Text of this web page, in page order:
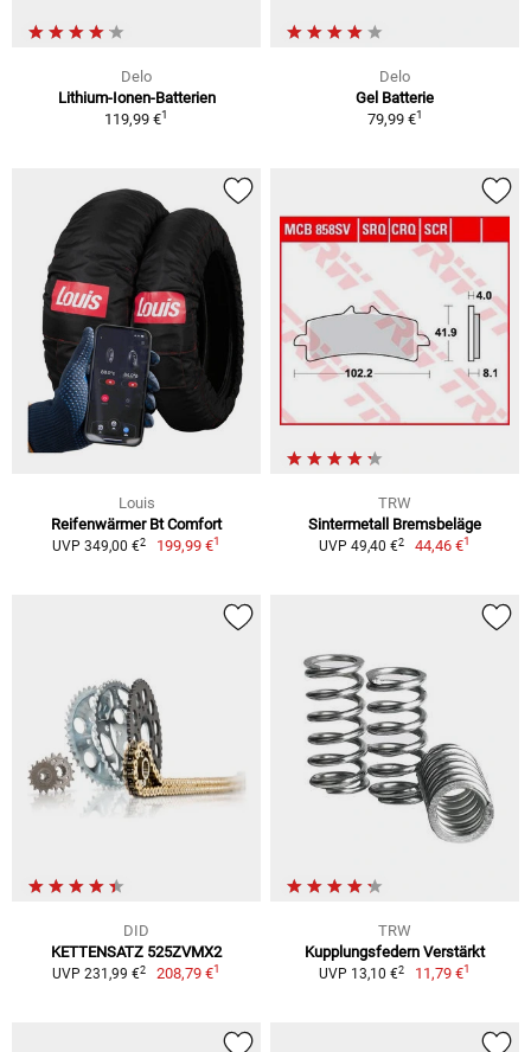
Delo
Lithium-Ionen-Batterien
119,99 €1
Delo
Gel Batterie
79,99 €1
Louis
Reifenwärmer Bt Comfort
UVP 349,00 €2 199,99 €1
TRW
Sintermetall Bremsbeläge
UVP 49,40 €2 44,46 €1
DID
KETTENSATZ 525ZVMX2
UVP 231,99 €2 208,79 €1
TRW
Kupplungsfedern Verstärkt
UVP 13,10 €2 11,79 €1